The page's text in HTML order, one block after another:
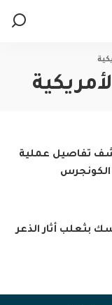
تفاصيل عملية
الكونجرس
بثعلب أثار الذعر